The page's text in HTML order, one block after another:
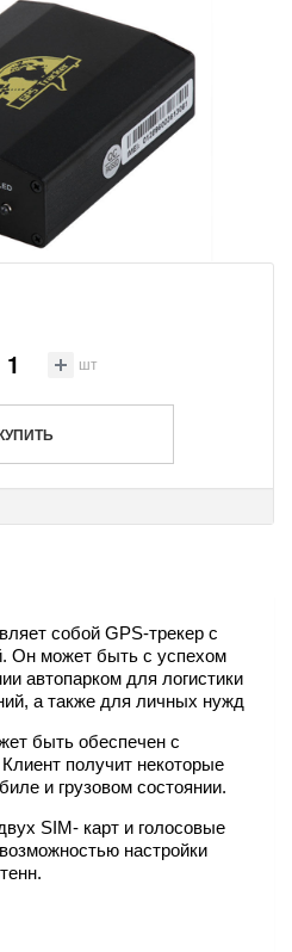
шт
собой GPS-трекер с
Он может быть с успехом
автопарком для логистики
а также для личных нужд
быть обеспечен с
получит некоторые
и грузовом состоянии.
SIM- карт и голосовые
настройки